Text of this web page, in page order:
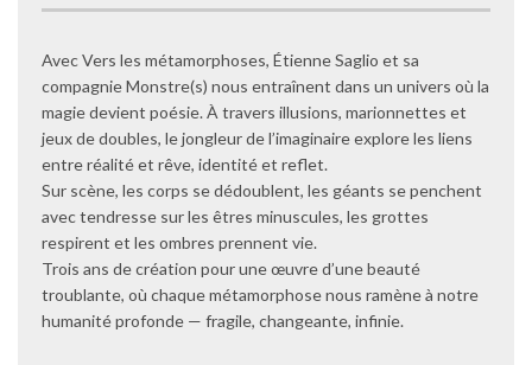
Avec Vers les métamorphoses, Étienne Saglio et sa
compagnie Monstre(s) nous entraînent dans un univers où la
magie devient poésie. À travers illusions, marionnettes et
jeux de doubles, le jongleur de l’imaginaire explore les liens
entre réalité et rêve, identité et reflet.
Sur scène, les corps se dédoublent, les géants se penchent
avec tendresse sur les êtres minuscules, les grottes
respirent et les ombres prennent vie.
Trois ans de création pour une œuvre d’une beauté
troublante, où chaque métamorphose nous ramène à notre
humanité profonde — fragile, changeante, infinie.